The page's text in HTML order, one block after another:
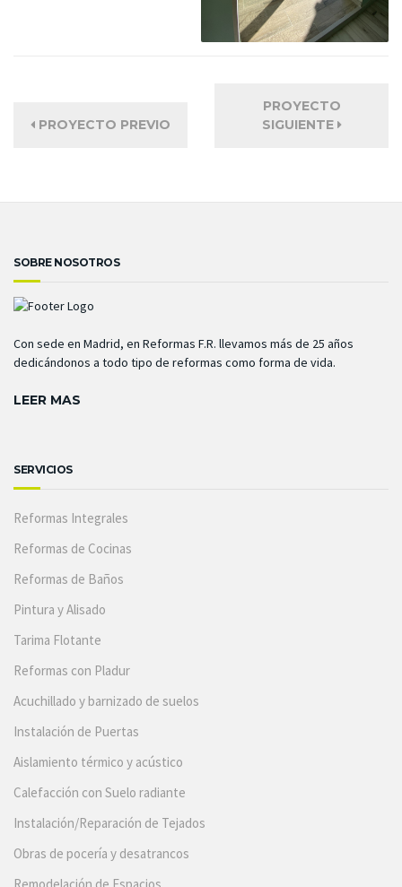
PROYECTO PREVIO
PROYECTO
SIGUIENTE
SOBRE NOSOTROS
Con sede en Madrid, en Reformas F.R. llevamos más de 25 años
dedicándonos a todo tipo de reformas como forma de vida.
LEER MAS
SERVICIOS
Reformas Integrales
Reformas de Cocinas
Reformas de Baños
Pintura y Alisado
Tarima Flotante
Reformas con Pladur
Acuchillado y barnizado de suelos
Instalación de Puertas
Aislamiento térmico y acústico
Calefacción con Suelo radiante
Instalación/Reparación de Tejados
Obras de pocería y desatrancos